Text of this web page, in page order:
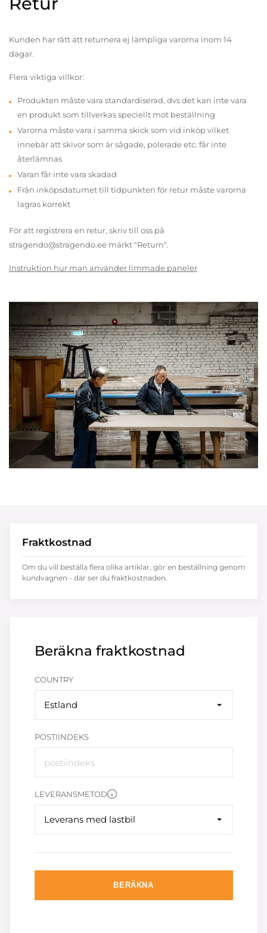
Kunden har rätt att returnera ej lämpliga varorna inom 14
dagar.
Flera viktiga villkor:
Produkten måste vara standardiserad, dvs det kan inte vara
en produkt som tillverkas speciellt mot beställning
Varorna måste vara i samma skick som vid inköp vilket
innebär att skivor som är sågade, polerade etc. får inte
återlämnas
Varan får inte vara skadad
Från inköpsdatumet till tidpunkten för retur måste varorna
lagras korrekt
För att registrera en retur, skriv till oss på
stragendo@stragendo.ee märkt "Return".
Instruktion hur man använder limmade paneler
Beräkna fraktkostnad
COUNTRY
Estland
POSTIINDEKS
LEVERANSMETOD
Leverans med lastbil
BERÄKNA
Fraktkostnad
Om du vill beställa flera olika artiklar, gör en beställning genom
kundvagnen - där ser du fraktkostnaden.